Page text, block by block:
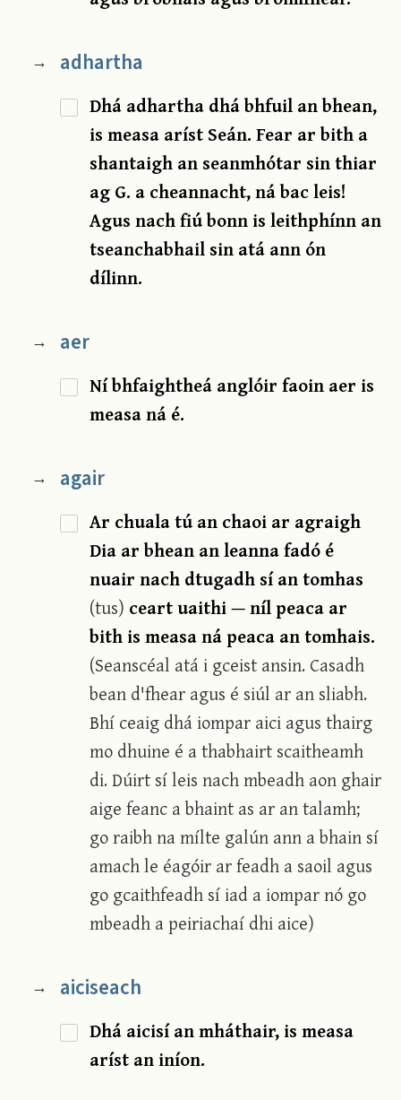
→ adhartha
Dhá adhartha dhá bhfuil an bhean,
is measa aríst Seán. Fear ar bith a
shantaigh an seanmhótar sin thiar
ag G. a cheannacht, ná bac leis!
Agus nach fiú bonn is leithphínn an
tseanchabhail sin atá ann ón
dílinn.
→ aer
Ní bhfaightheá anglóir faoin aer is
measa ná é.
→ agair
Ar chuala tú an chaoi ar agraigh
Dia ar bhean an leanna fadó é
nuair nach dtugadh sí an tomhas
(tus) ceart uaithi — níl peaca ar
bith is measa ná peaca an tomhais.
(Seanscéal atá i gceist ansin. Casadh
bean d'fhear agus é siúl ar an sliabh.
Bhí ceaig dhá iompar aici agus thairg
mo dhuine é a thabhairt scaitheamh
di. Dúirt sí leis nach mbeadh aon ghair
aige feanc a bhaint as ar an talamh;
go raibh na mílte galún ann a bhain sí
amach le éagóir ar feadh a saoil agus
go gcaithfeadh sí iad a iompar nó go
mbeadh a peiriachaí dhi aice)
→ aiciseach
Dhá aicisí an mháthair, is measa
aríst an iníon.